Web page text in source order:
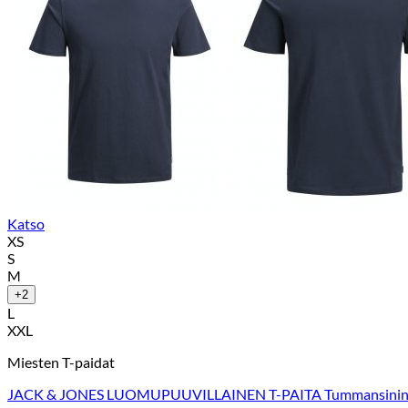
Katso
XS
S
M
+2
L
XXL
Miesten T-paidat
JACK & JONES LUOMUPUUVILLAINEN T-PAITA